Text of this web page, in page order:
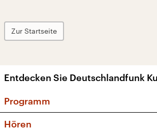
Zur Startseite
Entdecken Sie Deutschlandfunk
Programm
Hören